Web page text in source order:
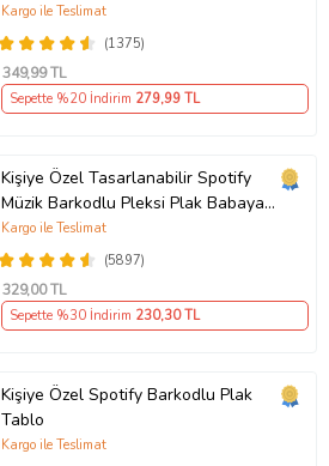
(1375)
Kargo ile Teslimat
349,99 TL
Sepette %20 İndirim 279,99 TL
Kişiye Özel Tasarlanabilir Spotify
Müzik Barkodlu Pleksi Plak Babaya
Anneye Sevgiliye Arkadaşa Hediye
(5897)
Kargo ile Teslimat
329,00 TL
Sepette %30 İndirim 230,30 TL
Kişiye Özel Spotify Barkodlu Plak
Tablo
Kargo ile Teslimat